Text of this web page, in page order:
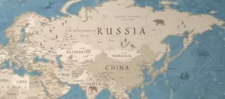
Formát obrázka
Farba
Smart